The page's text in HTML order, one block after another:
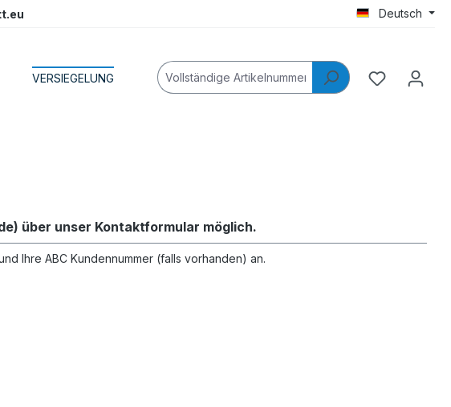
Deutsch
VERSIEGELUNG
über unser Kontaktformular möglich.
Ihre ABC Kundennummer (falls vorhanden) an.